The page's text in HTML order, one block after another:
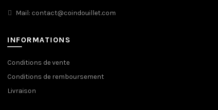
Mail: contact@coindouillet.com
INFORMATIONS
Conditions de vente
Conditions de remboursement
Livraison